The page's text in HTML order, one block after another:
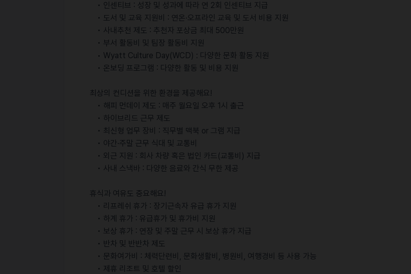
• 인센티브 : 성장 및 성과에 따라 연 2회 인센티브 지급
• 도서 및 교육 지원비 : 연온·오프라인 교육 및 도서 비용 지원
• 사내추천 제도 : 추천자 포상금 최대 500만원
• 부서 활동비 및 팀장 활동비 지원
• Wyatt Culture Day(WCD) : 다양한 문화 활동 지원
• 온보딩 프로그램 : 다양한 활동 및 비용 지원
최상의 컨디션을 위한 환경을 제공해요!
• 해피 먼데이 제도 : 매주 월요일 오후 1시 출근
• 하이브리드 근무 제도
• 최신형 업무 장비 : 직무별 맥북 or 그램 지급
• 야간·주말 근무 식대 및 교통비
• 외근 지원 : 회사 차량 혹은 법인 카드(교통비) 지급
• 사내 스낵바 : 다양한 음료와 간식 무한 제공
휴식과 여유도 중요해요!
• 리프레쉬 휴가 : 장기근속자 유급 휴가 지원
• 하계 휴가 : 유급휴가 및 휴가비 지원
• 보상 휴가 : 연장 및 주말 근무 시 보상 휴가 지급
• 반차 및 반반차 제도
• 문화여가비 : 체력단련비, 문화생활비, 병원비, 여행경비 등 사용 가능
• 제휴 리조트 및 호텔 할인